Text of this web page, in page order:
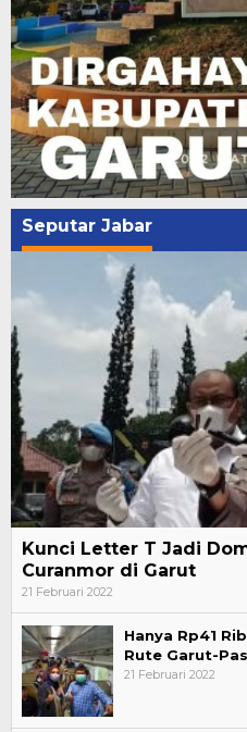
Seputar Jabar
Kunci Letter T Jadi
Curanmor di Garut
21 Februari 2022
Hanya Rp41
Rute Garut-
21 Februari 2022